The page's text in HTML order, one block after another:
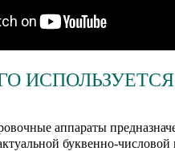
аппараты
буквенно-